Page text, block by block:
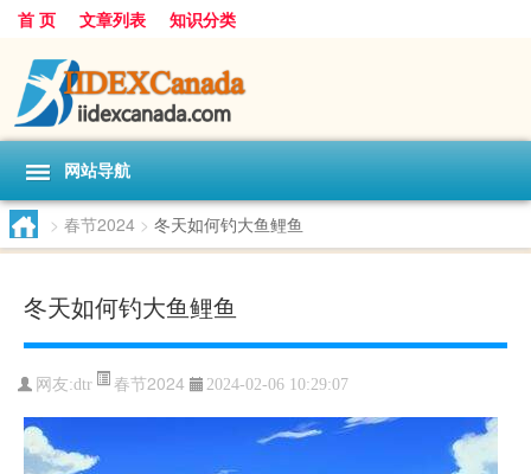
首 页 文章列表 知识分类
网站导航
> 春节2024 > 冬天如何钓大鱼鲤鱼
冬天如何钓大鱼鲤鱼
网友:dtr 春节2024 2024-02-06 10:29:07